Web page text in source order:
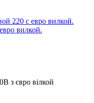
вилкой.
з євро вілкой